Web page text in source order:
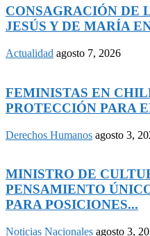
CONSAGRACIÓN DE
JESÚS Y DE MARÍA
Actualidad agosto 7, 2026
FEMINISTAS EN
PROTECCIÓN PARA
Derechos Humanos agosto 3,
MINISTRO DE
PENSAMIENTO
PARA POSICIONES...
Noticias Nacionales agosto 3,